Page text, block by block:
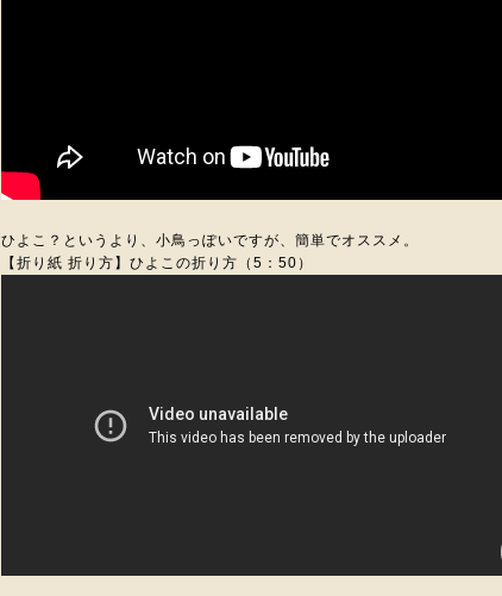
ひよこ？というより、小鳥っぽいですが、簡単でオススメ。
【折り紙 折り方】ひよこの折り方（5：50）